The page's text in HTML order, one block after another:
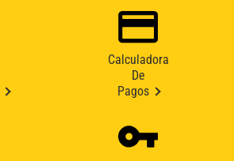
Calculadora
De
Pagos